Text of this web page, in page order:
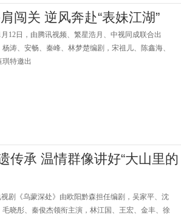
闯关 逆风奔赴“表妹江湖”
12日，由腾讯视频、繁星浩月、中视同成联合出
涛、安畅、秦峰、林梦楚编剧，宋祖儿、陈鑫海、
特邀出
传承 温情群像讲好“大山里的
剧《乌蒙深处》由欧阳黔森担任编剧，吴家平、沈
晓彤、秦俊杰领衔主演，林江国、王宏、金丰、徐